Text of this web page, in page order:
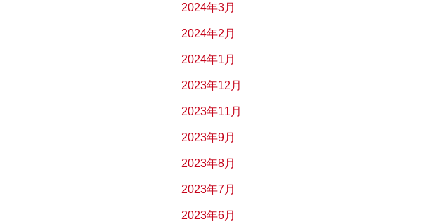
2024年3月
2024年2月
2024年1月
2023年12月
2023年11月
2023年9月
2023年8月
2023年7月
2023年6月